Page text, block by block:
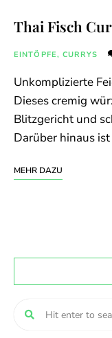
Thai Fisch
EINTÖPFE, CURRYS
Unkomplizierte
Dieses cremig
Blitzgericht und
Darüber hinaus
MEHR DAZU